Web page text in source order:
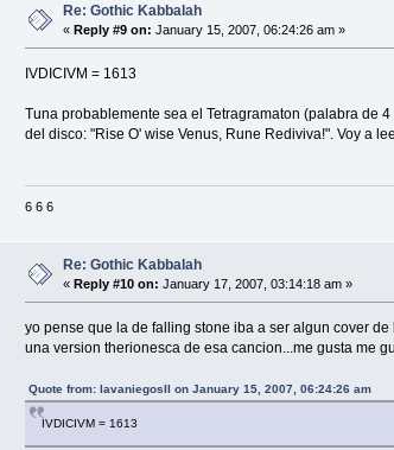
Re: Gothic Kabbalah
«Reply #9 on: January 15, 2007, 06:24:26 am »
IVDICIVM = 1613
Tuna probablemente sea el Tetragramaton (palabra de
del disco: "Rise O' wise Venus, Rune Rediviva!". Voy a
6 6 6
Re: Gothic Kabbalah
«Reply #10 on: January 17, 2007, 03:14:18 am »
yo pense que la de falling stone iba a ser algun cover
una version therionesca de esa cancion...me gusta me
Quote from: lavaniegosII on January 15, 2007, 06:24:26 am
IVDICIVM = 1613